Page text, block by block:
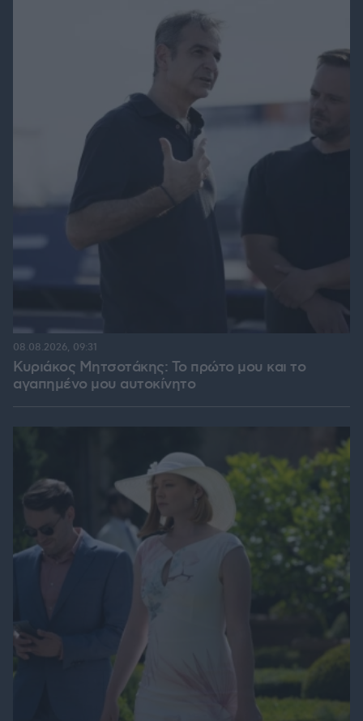
Κυριάκος Μητσοτάκης: Το πρώτο μου και το
αγαπημένο μου αυτοκίνητο
08.08.2026, 09:31